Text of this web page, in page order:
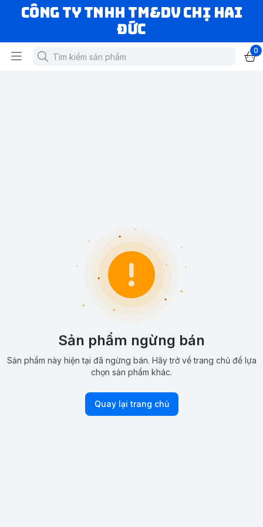
CÔNG TY TNHH TM&DV CHỊ HAI
ĐỨC
0
Sản phẩm ngừng bán
Sản phẩm này hiện tại đã ngừng bán. Hãy trở về trang chủ để lựa
chọn sản phẩm khác.
Quay lại trang chủ